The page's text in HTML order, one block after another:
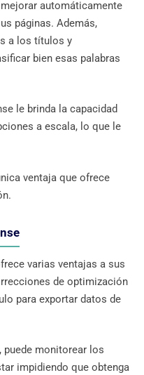
automáticamente
páginas. Además,
a los títulos y
bien esas palabras
le brinda la capacidad
a escala, lo que le
ventaja que ofrece
varias ventajas a sus
de optimización
para exportar datos de
puede monitorear los
impidiendo que obtenga